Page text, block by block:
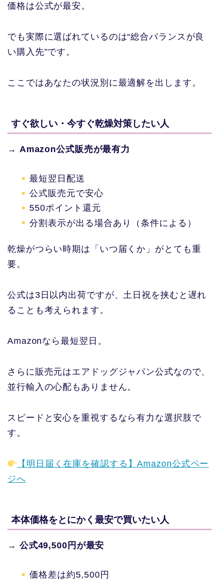
価格は公式が最安。
でも実際に選ばれているのは“総合バランスが良
い購入先”です。
ここではあなたの状況別に最適解を出します。
すぐ欲しい・今すぐ乾燥対策したい人
→ Amazon公式販売が最有力
最短翌日配送
公式販売元で安心
550ポイント還元
分割表示が出る場合あり（条件による）
乾燥がつらい時期は「いつ届くか」がとても重
要。
公式は3日以内出荷ですが、土日祝を挟むと遅れ
ることも考えられます。
Amazonなら最短翌日。
さらに販売元はエアドッグジャパン公式なので、
並行輸入の心配もありません。
スピードと安心を重視するなら有力な選択肢で
す。
【明日届く在庫を確認する】Amazon公式ペー
ジへ
本体価格をとにかく最安で買いたい人
→ 公式49,500円が最安
価格差は約5,500円